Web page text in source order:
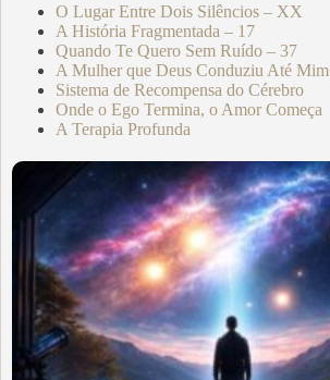
O Lugar Entre Dois Silêncios – XX
A História Fragmentada – 17
Quando Te Quero Sem Ruído – 37
A Mulher que Deus Conduziu Até Mim
Sistema de Recompensa do Cérebro
Onde o Ego Termina, o Amor Começa
A Terapia Profunda